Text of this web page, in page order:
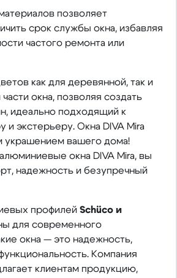
позволяет
срок службы окна, избавляя
частого ремонта или
как для деревянной, так и
окна, позволяя создать
идеально подходящий к
и экстерьеру. Окна DIVA Mira
украшением вашего дома!
окна DIVA Mira, вы
надежность и безупречный
профилей Schüco и
для современного
окна — это надежность,
Компания
клиентам продукцию,